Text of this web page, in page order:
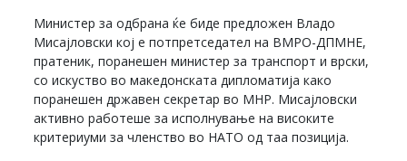
Министер за одбрана ќе биде предложен Владо
Мисајловски кој е потпретседател на ВМРО-ДПМНЕ,
пратеник, поранешен министер за транспорт и врски,
со искуство во македонската дипломатија како
поранешен државен секретар во МНР. Мисајловски
активно работеше за исполнување на високите
критериуми за членство во НАТО од таа позиција.